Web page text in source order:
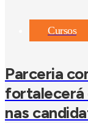
Cursos
Parceria
fortalecerá
nas